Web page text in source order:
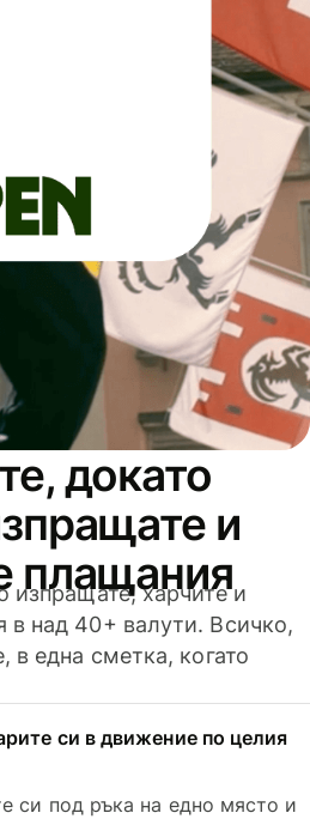
докато
и
плащания
изпращате, харчите и
в над 40+ валути. Всичко,
в една сметка, когато
си в движение по целия
си под ръка на едно място и